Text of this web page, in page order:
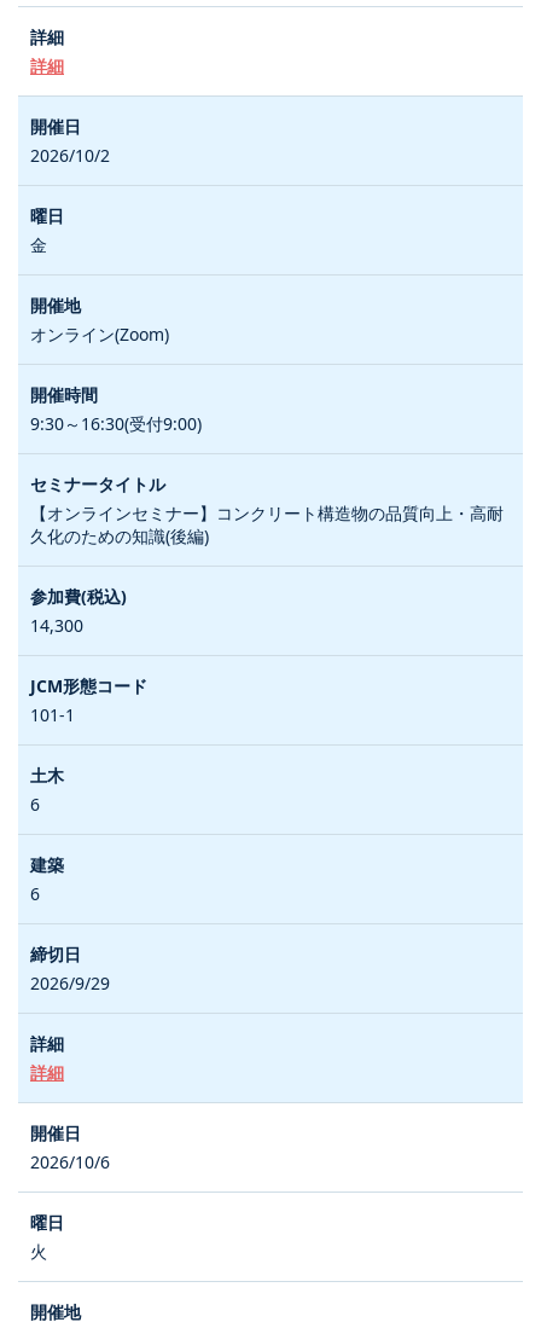
詳細
2026/10/2
金
オンライン(Zoom)
9:30～16:30(受付9:00)
【オンラインセミナー】コンクリート構造物の品質向上・高耐
久化のための知識(後編)
14,300
101-1
6
6
2026/9/29
詳細
2026/10/6
火